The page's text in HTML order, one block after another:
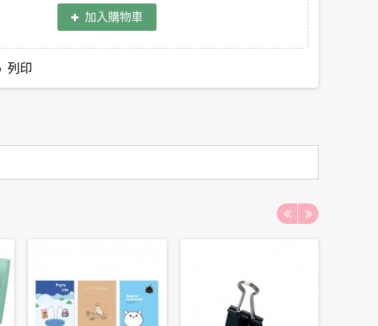
加入購物車
列印